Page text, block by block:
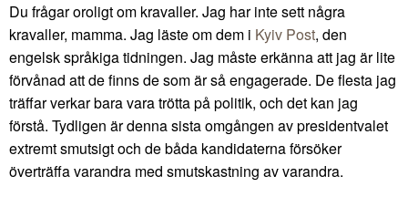
Du frågar oroligt om kravaller. Jag har inte sett några
kravaller, mamma. Jag läste om dem i Kyiv Post, den
engelsk språkiga tidningen. Jag måste erkänna att jag är lite
förvånad att de finns de som är så engagerade. De flesta jag
träffar verkar bara vara trötta på politik, och det kan jag
förstå. Tydligen är denna sista omgången av presidentvalet
extremt smutsigt och de båda kandidaterna försöker
överträffa varandra med smutskastning av varandra.